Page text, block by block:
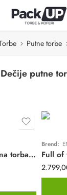
Putne torbe
Dečije putne
Clover sportska putna torba Gabol | 42x28x25 | poliester
Brend: